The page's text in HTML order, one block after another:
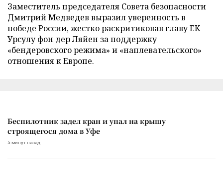
Заместитель председателя Совета безопасности
Дмитрий Медведев выразил уверенность в
победе России, жестко раскритиковав главу ЕК
Урсулу фон дер Ляйен за поддержку
«бендеровского режима» и «наплевательского»
отношения к Европе.
Беспилотник задел кран и упал на крышу
строящегося дома в Уфе
5 минут назад